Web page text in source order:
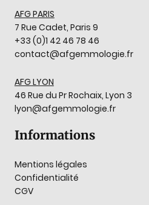
Informations
Mentions légales
Confidentialité
CGV
AFG PARIS
7 Rue Cadet, Paris 9
+33 (0)1 42 46 78 46
contact@afgemmologie.fr
AFG LYON
46 Rue du Pr Rochaix, Lyon 3
lyon@afgemmologie.fr